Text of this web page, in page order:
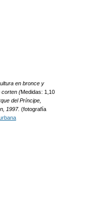
en bronce y
corten (Medidas: 1,10
del Príncipe,
1997. (fotografía